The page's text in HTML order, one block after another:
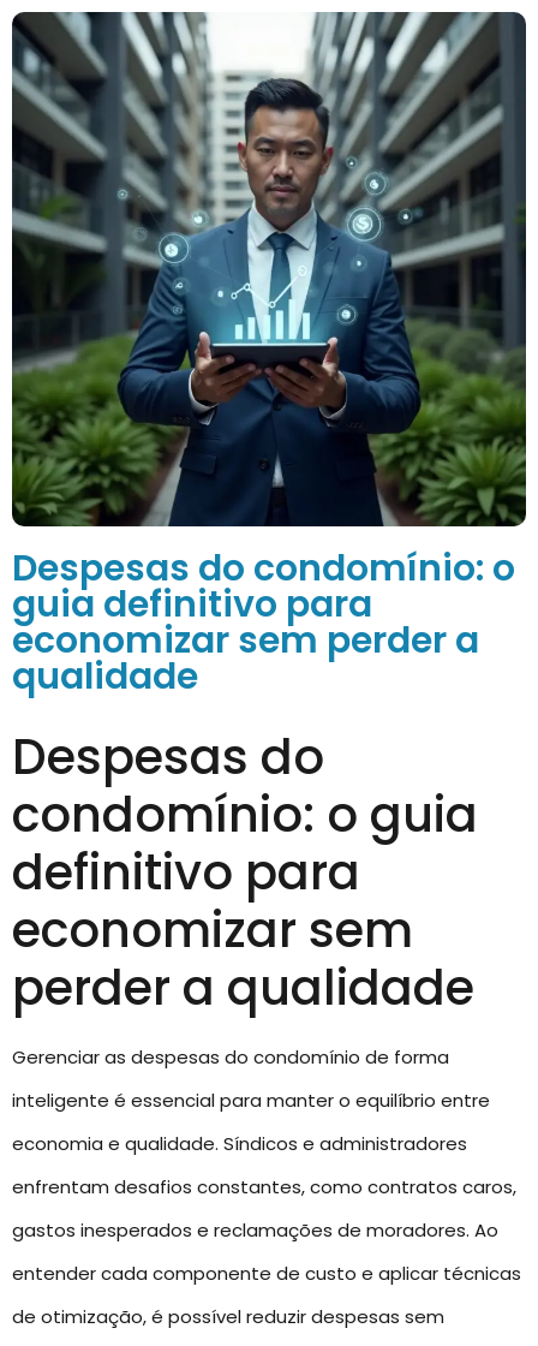
Despesas do condomínio: o
guia definitivo para
economizar sem perder a
qualidade
Despesas do
condomínio: o guia
definitivo para
economizar sem
perder a qualidade
Gerenciar as despesas do condomínio de forma
inteligente é essencial para manter o equilíbrio entre
economia e qualidade. Síndicos e administradores
enfrentam desafios constantes, como contratos caros,
gastos inesperados e reclamações de moradores. Ao
entender cada componente de custo e aplicar técnicas
de otimização, é possível reduzir despesas sem